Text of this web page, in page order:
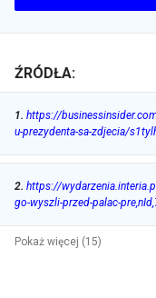
ŹRÓDŁA:
1. https://
u-prezydenta-sa-zdjecia/
2. https://
go-wyszli-przed-palac-
Pokaż więcej (15)